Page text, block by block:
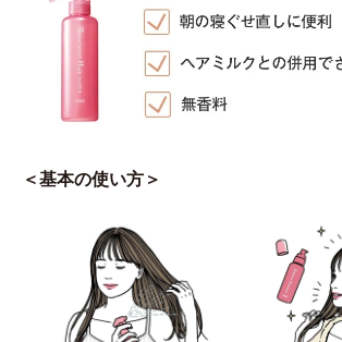
＜基本の使い方＞